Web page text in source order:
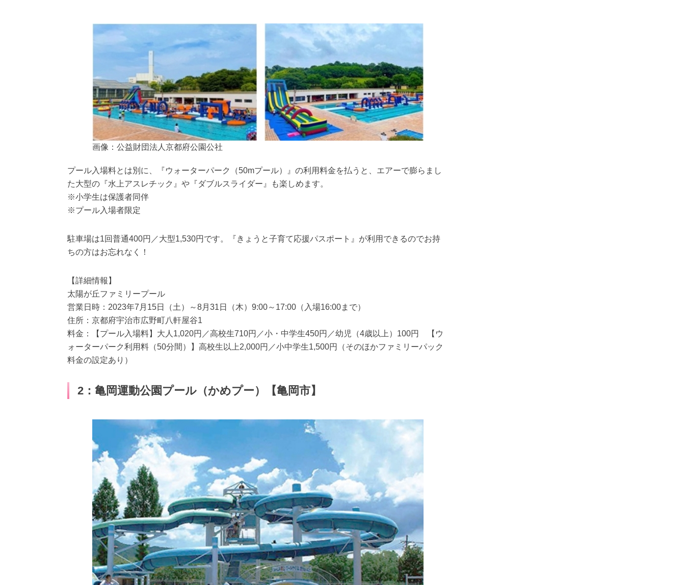
画像：公益財団法人京都府公園公社
プール入場料とは別に、『ウォーターパーク（50mプール）』の利用料金を払うと、エアーで膨らまし
た大型の『水上アスレチック』や『ダブルスライダー』も楽しめます。
※小学生は保護者同伴
※プール入場者限定
駐車場は1回普通400円／大型1,530円です。『きょうと子育て応援パスポート』が利用できるのでお持
ちの方はお忘れなく！
【詳細情報】
太陽が丘ファミリープール
営業日時：2023年7月15日（土）～8月31日（木）9:00～17:00（入場16:00まで）
住所：京都府宇治市広野町八軒屋谷1
料金：【プール入場料】大人1,020円／高校生710円／小・中学生450円／幼児（4歳以上）100円 【ウ
ォーターパーク利用料（50分間）】高校生以上2,000円／小中学生1,500円（そのほかファミリーパック
料金の設定あり）
2：亀岡運動公園プール（かめプー）【亀岡市】